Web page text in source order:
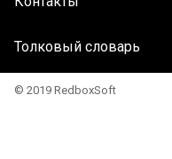
Толковый словарь
© 2019 RedboxSoft